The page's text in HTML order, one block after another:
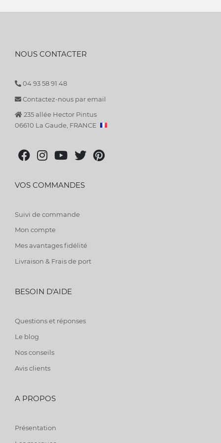
NOUS CONTACTER
04 93 58 91 48
Contactez-nous par email
235 allée Hector Pintus
06610 La Gaude, FRANCE
VOS COMMANDES
Suivi de commande
Mon compte
Mes avantages fidélité
Livraison & Frais de port
BESOIN D'AIDE
Questions et réponses
Le blog
Nos conseils
Avis clients
A PROPOS
Présentation